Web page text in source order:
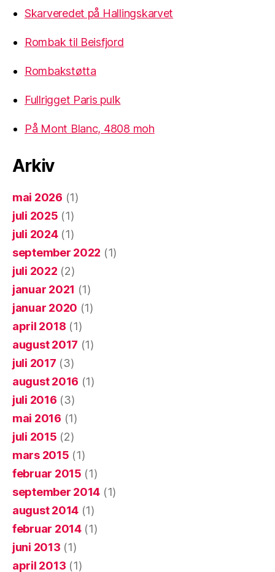
Skarveredet på Hallingskarvet
Rombak til Beisfjord
Rombakstøtta
Fullrigget Paris pulk
På Mont Blanc, 4808 moh
Arkiv
mai 2026 (1)
juli 2025 (1)
juli 2024(1)
september 2022 (1)
juli 2022 (2)
januar 2021 (1)
januar 2020 (1)
april 2018 (1)
august 2017 (1)
juli 2017 (3)
august 2016 (1)
juli 2016 (3)
mai 2016 (1)
juli 2015 (2)
mars 2015 (1)
februar 2015 (1)
september 2014 (1)
august 2014 (1)
februar 2014(1)
juni 2013 (1)
april 2013 (1)